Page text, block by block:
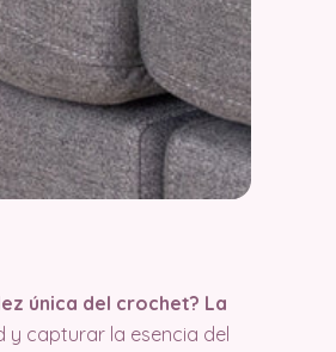
única del crochet? La
capturar la esencia del